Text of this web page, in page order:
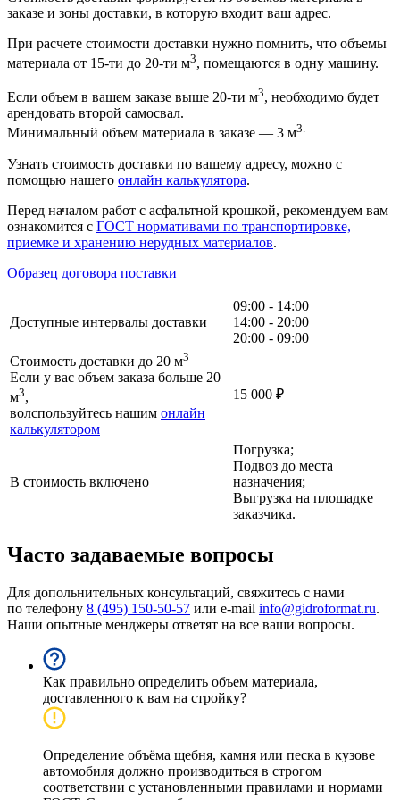
заказе и зоны доставки, в которую входит ваш адрес.
При расчете стоимости доставки нужно помнить, что объемы
материала от 15-ти до 20-ти м3, помещаются в одну машину.
Если объем в вашем заказе выше 20-ти м3, необходимо будет
арендовать второй самосвал.
Минимальный объем материала в заказе — 3 м3.
Узнать стоимость доставки по вашему адресу, можно с
помощью нашего онлайн калькулятора.
Перед началом работ с асфальтной крошкой, рекомендуем вам
ознакомится с ГОСТ нормативами по транспортировке,
приемке и хранению нерудных материалов.
Образец договора поставки
Доступные интервалы доставки
09:00 - 14:00
14:00 - 20:00
20:00 - 09:00
Стоимость доставки до 20 м3
Если у вас объем заказа больше 20
м3,
волспользуйтесь нашим онлайн
калькулятором
15 000 ₽
В стоимость включено
Погрузка;
Подвоз до места
назначения;
Выгрузка на площадке
заказчика.
Часто задаваемые вопросы
Для допольнительных консультаций, свяжитесь с нами
по телефону 8 (495) 150-50-57 или e-mail info@gidroformat.ru.
Наши опытные менджеры ответят на все ваши вопросы.
Как правильно определить объем материала,
доставленного к вам на стройку?
Определение объёма щебня, камня или песка в кузове
автомобиля должно производиться в строгом
соответствии с установленными правилами и нормами